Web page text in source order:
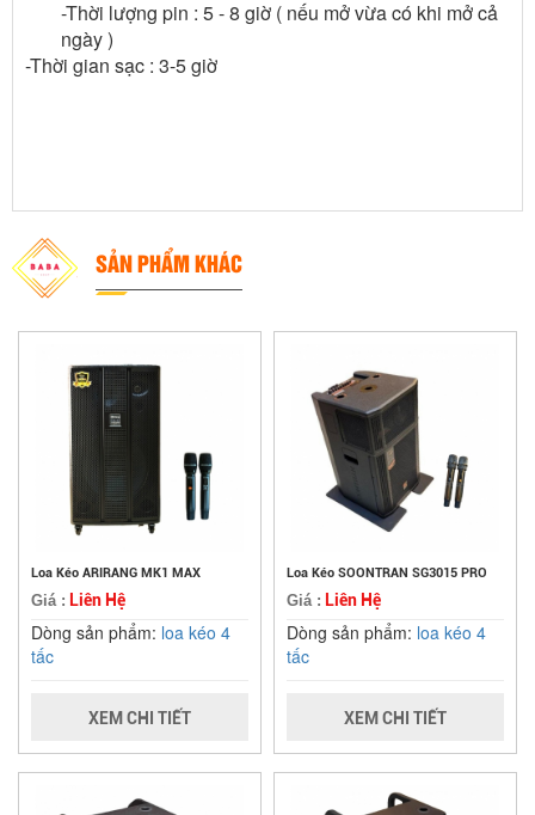
-Thời lượng pin : 5 - 8 giờ ( nếu mở vừa có khi mở cả
ngày )
-Thời gian sạc : 3-5 giờ
SẢN PHẨM KHÁC
Loa Kéo ARIRANG MK1 MAX
Giá : Liên Hệ
Dòng sản phẩm: loa kéo 4
tấc
XEM CHI TIẾT
Loa Kéo SOONTRAN SG3015 PRO
Giá : Liên Hệ
Dòng sản phẩm: loa kéo 4
tấc
XEM CHI TIẾT